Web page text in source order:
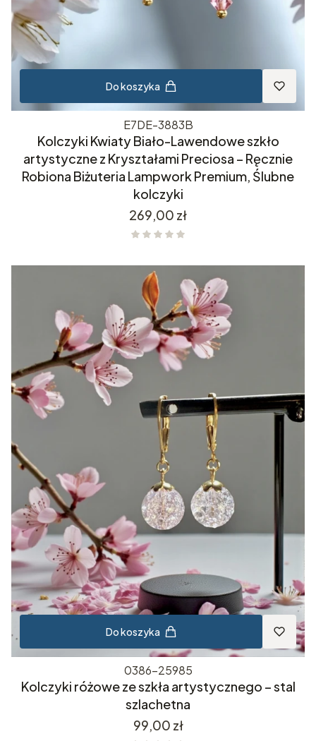
Do koszyka
E7DE-3883B
Kolczyki Kwiaty Biało-Lawendowe szkło
artystyczne z Kryształami Preciosa – Ręcznie
Robiona Biżuteria Lampwork Premium, Ślubne
kolczyki
Cena
269,00 zł
Do koszyka
0386-25985
Kolczyki różowe ze szkła artystycznego – stal
szlachetna
Cena
99,00 zł